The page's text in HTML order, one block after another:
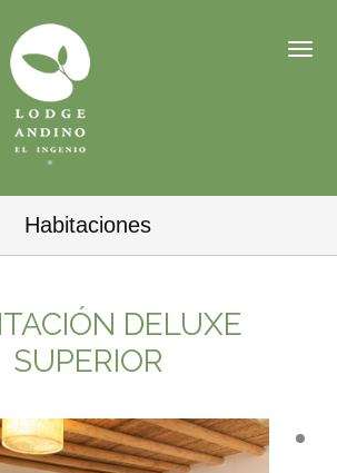
Habitaciones
DELUXE
SUPERIOR